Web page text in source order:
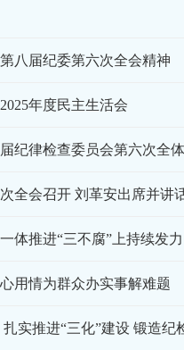
八届纪委第六次全会精神
年度民主生活会
纪律检查委员会第六次全
全会召开 刘革安出席并讲
体推进“三不腐”上持续发力
用情为群众办实事解难题
实推进“三化”建设 锻造纪